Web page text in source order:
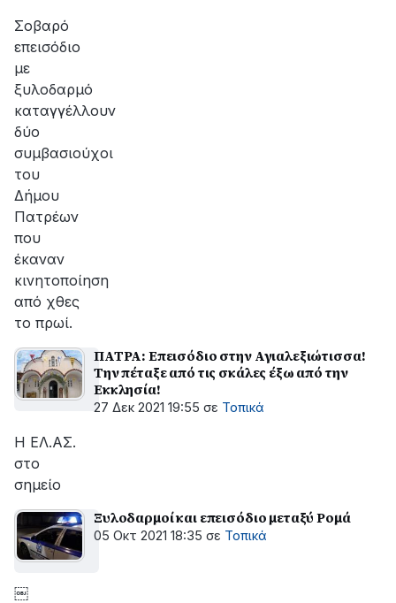
Σοβαρό
επεισόδιο
με
ξυλοδαρμό
καταγγέλλουν
δύο
συμβασιούχοι
του
Δήμου
Πατρέων
που
έκαναν
κινητοποίηση
από χθες
το πρωί.
ΠΑΤΡΑ: Επεισόδιο στην Αγιαλεξιώτισσα!
Την πέταξε από τις σκάλες έξω από την
Εκκλησία!
27 Δεκ 2021 19:55 σε Τοπικά
Η ΕΛ.ΑΣ.
στο
σημείο
￼Ξυλοδαρμοί και επεισόδιο μεταξύ Ρομά
05 Οκτ 2021 18:35 σε Τοπικά
￼